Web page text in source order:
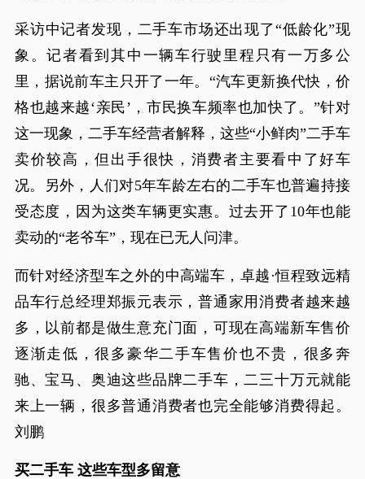
采访中记者发现，二手车市场还出现了“低龄化”现
象。记者看到其中一辆车行驶里程只有一万多公
里，据说前车主只开了一年。“汽车更新换代快，价
格也越来越‘亲民’，市民换车频率也加快了。”针对
这一现象，二手车经营者解释，这些“小鲜肉”二手车
卖价较高，但出手很快，消费者主要看中了好车
况。另外，人们对5年车龄左右的二手车也普遍持接
受态度，因为这类车辆更实惠。过去开了10年也能
卖动的“老爷车”，现在已无人问津。
而针对经济型车之外的中高端车，卓越·恒程致远精
品车行总经理郑振元表示，普通家用消费者越来越
多，以前都是做生意充门面，可现在高端新车售价
逐渐走低，很多豪华二手车售价也不贵，很多奔
驰、宝马、奥迪这些品牌二手车，二三十万元就能
来上一辆，很多普通消费者也完全能够消费得起。
刘鹏
买二手车 这些车型多留意